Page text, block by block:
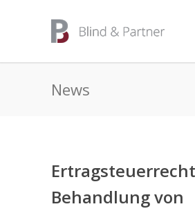
News
Behandlung von